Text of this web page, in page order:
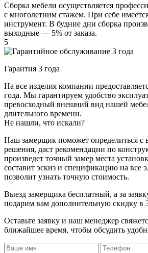
Сборка мебели осуществляется
с многолетним стажем. При себе
инструмент. В будние дни сборка
выходные — 5% от заказа.
5
Гарантия 3 года
На все изделия компании
года. Мы гарантируем удобство
превосходный внешний вид нашей
длительного времени.
Не нашли, что искали?
Наш замерщик поможет определиться с
решения, даст рекомендации по
произведет точный замер места
составит эскиз и спецификацию на все
позволит узнать точную стоимость.
Выезд замерщика бесплатный, а за
подарим вам дополнительную скидку в
Оставьте заявку и наш менеджер
ближайшее время, чтобы обсудить